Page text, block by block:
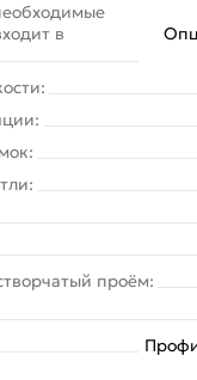
в
проём: